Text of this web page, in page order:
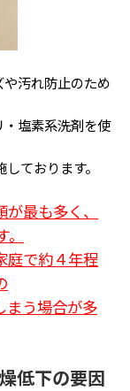
汚れ防止のため
塩素系洗剤を使
ております。
最も多く、
庭で約４年程
まう場合が多
低下の要因